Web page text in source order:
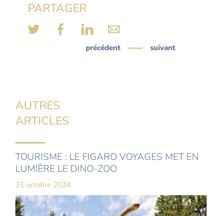
PARTAGER
précédent suivant
AUTRES
ARTICLES
TOURISME : LE FIGARO VOYAGES MET EN
LUMIÈRE LE DINO-ZOO
31 octobre 2024